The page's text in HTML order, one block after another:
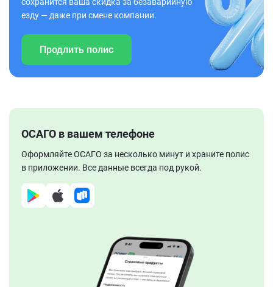
езду — даже при смене компании.
Продлить полис
ОСАГО в вашем телефоне
Оформляйте ОСАГО за несколько минут и храните полис
в приложении. Все данные всегда под рукой.